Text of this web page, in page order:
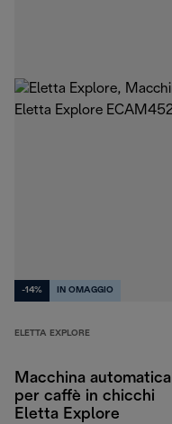
-14% IN OMAGGIO
ELETTA EXPLORE
Macchina automatica
per caffè in chicchi
Eletta Explore